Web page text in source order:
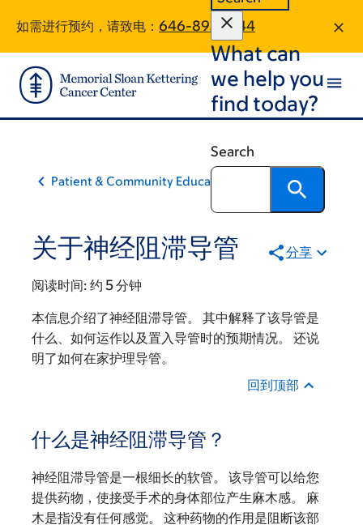
main
content
footer
如需进行预约，请致电： 646-893-1644
What can
we help you
find today?
Search
Patient & Community Education
关于神经阻滞导管 分享
阅读时间: 约 5 分钟
本信息介绍了神经阻滞导管。 其中解释了该导管是
什么、如何运作以及置入导管时的预期情况。 还说
明了如何在家护理导管。
回到顶部
什么是神经阻滞导管？
神经阻滞导管是一根细长的软管。 该导管可以给您
提供药物，使接受手术的身体部位产生麻木感。 麻
木是指没有任何感觉。 这种药物的作用是阻断该部